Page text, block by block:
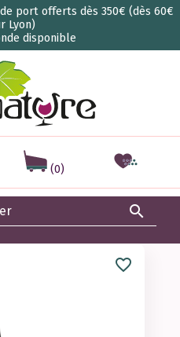
de port offerts dès 350€ (dès 60€
Lyon)
disponible
(0)

favorite_border